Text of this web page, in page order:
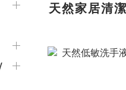
天然家居清